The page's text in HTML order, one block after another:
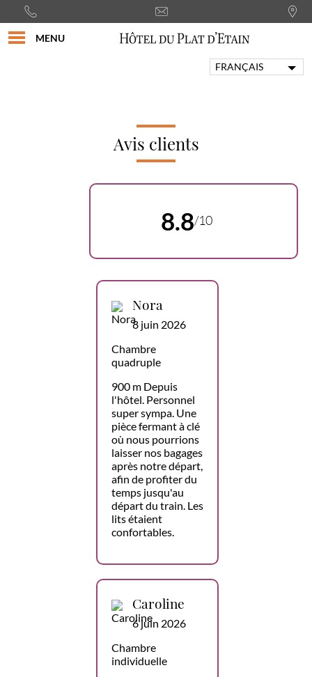
MENU
FRANÇAIS
Avis clients
8.8/10
Nora
8 juin 2026
Chambre
quadruple
900 m Depuis
l'hôtel. Personnel
super sympa. Une
pièce fermant à clé
où nous pourrions
laisser nos bagages
après notre départ,
afin de profiter du
temps jusqu'au
départ du train. Les
lits étaient
confortables.
Caroline
6 juin 2026
Chambre
individuelle